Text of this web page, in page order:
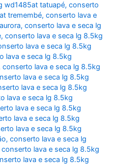
wd1485at tatuapé,conserto
tremembé,conserto lava e
,conserto lava e seca lg
,conserto lava e seca lg 8.5kg
lava e seca lg 8.5kg
lava e seca lg 8.5kg
conserto lava e seca lg 8.5kg
lava e seca lg 8.5kg
lava e seca lg 8.5kg
lava e seca lg 8.5kg
lava e seca lg 8.5kg
lava e seca lg 8.5kg
lava e seca lg 8.5kg
,conserto lava e seca lg
conserto lava e seca lg 8.5kg
lava e seca lg 8.5kg